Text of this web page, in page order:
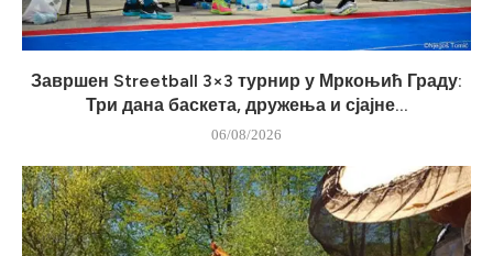
Завршен Streetball 3×3 турнир у Мркоњић Граду:
Три дана баскета, дружења и сјајне...
06/08/2026